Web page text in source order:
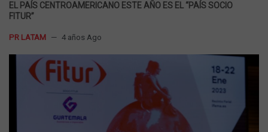
EL PAÍS CENTROAMERICANO ESTE AÑO ES EL “PAÍS SOCIO
FITUR”
PR LATAM 4 años Ago